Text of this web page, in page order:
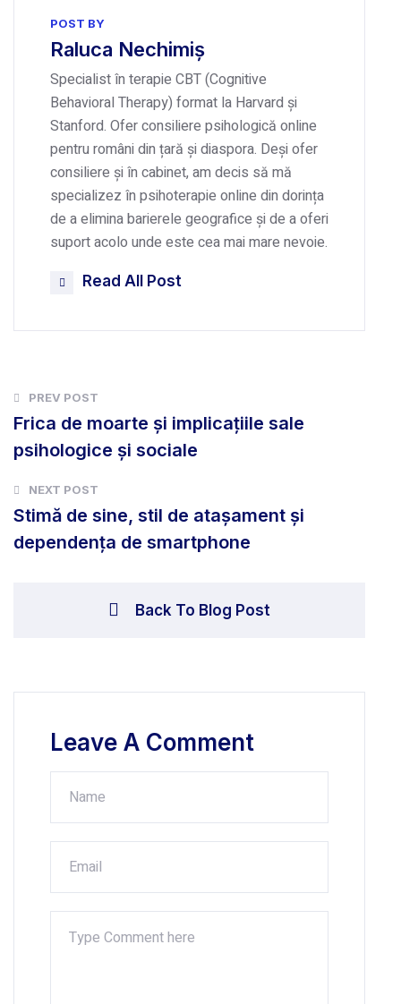
POST BY
Raluca Nechimiș
Specialist în terapie CBT (Cognitive
Behavioral Therapy) format la Harvard și
Stanford. Ofer consiliere psihologică online
pentru români din țară și diaspora. Deși ofer
consiliere și în cabinet, am decis să mă
specializez în psihoterapie online din dorința
de a elimina barierele geografice și de a oferi
suport acolo unde este cea mai mare nevoie.
Read All Post
PREV POST
Frica de moarte și implicațiile sale
psihologice și sociale
NEXT POST
Stimă de sine, stil de ataşament şi
dependenţa de smartphone
Back To Blog Post
Leave A Comment